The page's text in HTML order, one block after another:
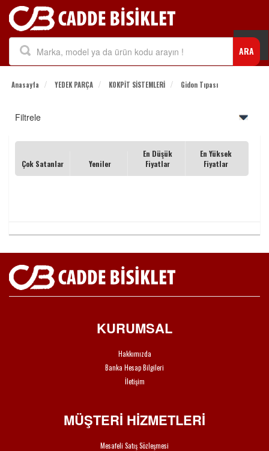
ARA
Anasayfa YEDEK PARÇA KOKPİT SİSTEMLERİ Gidon Tıpası
Filtrele
Çok Satanlar Yeniler
En Düşük
Fiyatlar
En Yüksek
Fiyatlar
KURUMSAL
Hakkımızda
Banka Hesap Bilgileri
İletişim
MÜŞTERİ HİZMETLERİ
Mesafeli Satış Sözleşmesi